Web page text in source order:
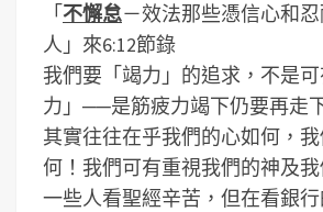
「不懈怠－效法那些憑信心和
人」來6:12節錄
我們要「竭力」的追求，不是
力」──是筋疲力竭下仍要再走
其實往往在乎我們的心如何，
何！我們可有重視我們的神及我
一些人看聖經辛苦，但在看銀